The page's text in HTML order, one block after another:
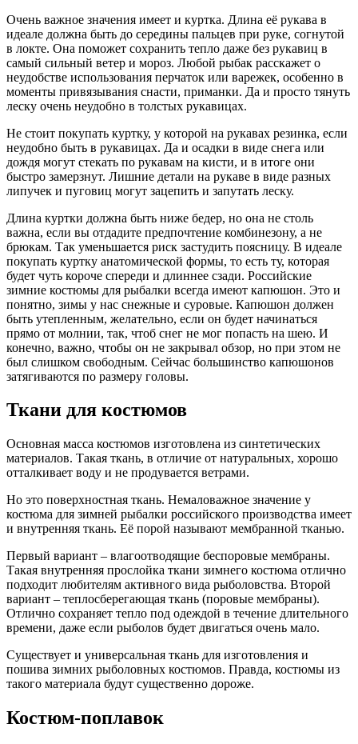
Очень важное значения имеет и куртка. Длина её рукава в
идеале должна быть до середины пальцев при руке, согнутой
в локте. Она поможет сохранить тепло даже без рукавиц в
самый сильный ветер и мороз. Любой рыбак расскажет о
неудобстве использования перчаток или варежек, особенно в
моменты привязывания снасти, приманки. Да и просто тянуть
леску очень неудобно в толстых рукавицах.
Не стоит покупать куртку, у которой на рукавах резинка, если
неудобно быть в рукавицах. Да и осадки в виде снега или
дождя могут стекать по рукавам на кисти, и в итоге они
быстро замерзнут. Лишние детали на рукаве в виде разных
липучек и пуговиц могут зацепить и запутать леску.
Длина куртки должна быть ниже бедер, но она не столь
важна, если вы отдадите предпочтение комбинезону, а не
брюкам. Так уменьшается риск застудить поясницу. В идеале
покупать куртку анатомической формы, то есть ту, которая
будет чуть короче спереди и длиннее сзади. Российские
зимние костюмы для рыбалки всегда имеют капюшон. Это и
понятно, зимы у нас снежные и суровые. Капюшон должен
быть утепленным, желательно, если он будет начинаться
прямо от молнии, так, чтоб снег не мог попасть на шею. И
конечно, важно, чтобы он не закрывал обзор, но при этом не
был слишком свободным. Сейчас большинство капюшонов
затягиваются по размеру головы.
Ткани для костюмов
Основная масса костюмов изготовлена из синтетических
материалов. Такая ткань, в отличие от натуральных, хорошо
отталкивает воду и не продувается ветрами.
Но это поверхностная ткань. Немаловажное значение у
костюма для зимней рыбалки российского производства имеет
и внутренняя ткань. Её порой называют мембранной тканью.
Первый вариант – влагоотводящие беспоровые мембраны.
Такая внутренняя прослойка ткани зимнего костюма отлично
подходит любителям активного вида рыболовства. Второй
вариант – теплосберегающая ткань (поровые мембраны).
Отлично сохраняет тепло под одеждой в течение длительного
времени, даже если рыболов будет двигаться очень мало.
Существует и универсальная ткань для изготовления и
пошива зимних рыболовных костюмов. Правда, костюмы из
такого материала будут существенно дороже.
Костюм-поплавок